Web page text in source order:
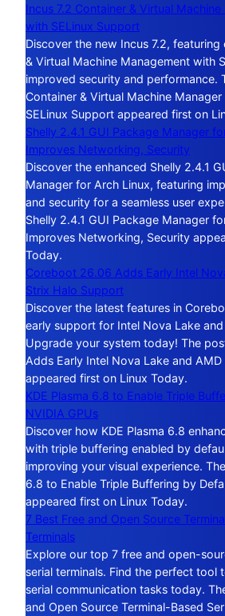
Incus 7.2 Container & Virtual
with SELinux Support
Discover the new Incus 7.2, featuring
& Virtual Machine Management with
improved security and performance.
Container & Virtual Machine
SELinux Support appeared first on
Shelly 2.4.1 GUI Package Manager
Improves Networking, Security
Discover the enhanced Shelly 2.4.1
Manager for Arch Linux, featuring
and security for a seamless user
Shelly 2.4.1 GUI Package Manager
Improves Networking, Security
Today.
Coreboot 26.06 Adds Early Intel
Strix Halo Support
Discover the latest features in
early support for Intel Nova Lake
Upgrade your system today! The
Adds Early Intel Nova Lake and
appeared first on Linux Today.
KDE Plasma 6.8 to Enable Triple
NVIDIA GPUs
Discover how KDE Plasma 6.8
with triple buffering enabled by
improving your visual experience.
6.8 to Enable Triple Buffering by
appeared first on Linux Today.
7 Best Free and Open Source
Terminals
Explore our top 7 free and open-
serial terminals. Find the perfect tool
serial communication tasks today.
and Open Source Terminal-Based